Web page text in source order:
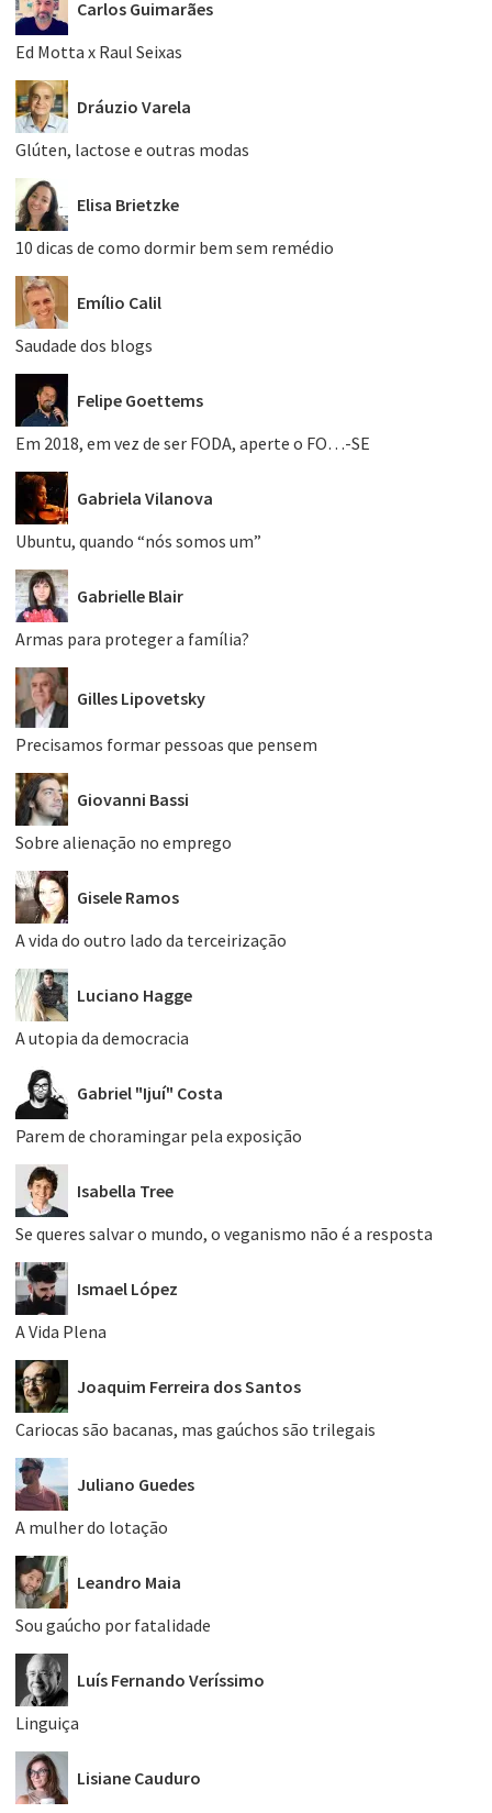
Carlos Guimarães
Ed Motta x Raul Seixas
Dráuzio Varela
Glúten, lactose e outras modas
Elisa Brietzke
10 dicas de como dormir bem sem remédio
Emílio Calil
Saudade dos blogs
Felipe Goettems
Em 2018, em vez de ser FODA, aperte o FO…-SE
Gabriela Vilanova
Ubuntu, quando “nós somos um”
Gabrielle Blair
Armas para proteger a família?
Gilles Lipovetsky
Precisamos formar pessoas que pensem
Giovanni Bassi
Sobre alienação no emprego
Gisele Ramos
A vida do outro lado da terceirização
Luciano Hagge
A utopia da democracia
Gabriel "Ijuí" Costa
Parem de choramingar pela exposição
Isabella Tree
Se queres salvar o mundo, o veganismo não é a resposta
Ismael López
A Vida Plena
Joaquim Ferreira dos Santos
Cariocas são bacanas, mas gaúchos são trilegais
Juliano Guedes
A mulher do lotação
Leandro Maia
Sou gaúcho por fatalidade
Luís Fernando Veríssimo
Linguiça
Lisiane Cauduro